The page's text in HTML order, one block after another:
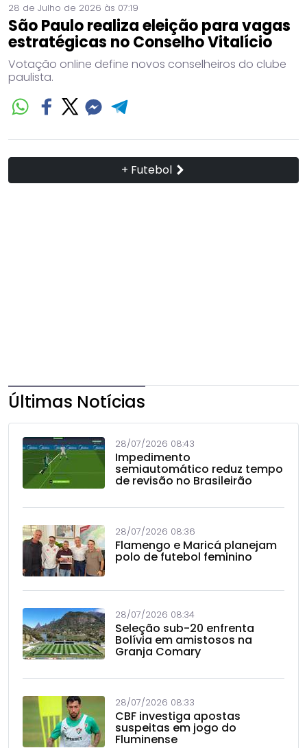
28 de Julho de 2026 às 07:19
São Paulo realiza eleição para vagas
estratégicas no Conselho Vitalício
Votação online define novos conselheiros do clube
paulista.
+ Futebol
Últimas Notícias
28/07/2026 08:43
Impedimento
semiautomático reduz tempo
de revisão no Brasileirão
28/07/2026 08:36
Flamengo e Maricá planejam
polo de futebol feminino
28/07/2026 08:34
Seleção sub-20 enfrenta
Bolívia em amistosos na
Granja Comary
28/07/2026 08:33
CBF investiga apostas
suspeitas em jogo do
Fluminense